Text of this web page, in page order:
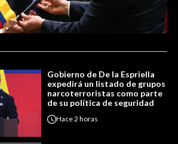
Gobierno de De la Espriella
expedirá un listado de grupos
narcoterroristas como parte
de su política de seguridad
Hace2 horas